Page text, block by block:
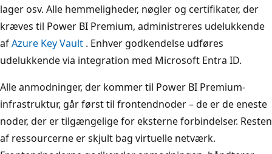
lager osv. Alle hemmeligheder, nøgler og certifikater, der
kræves til Power BI Premium, administreres udelukkende
afAzure Key Vault . Enhver godkendelse udføres
udelukkende via integration med Microsoft Entra ID.
Alle anmodninger, der kommer til Power BI Premium-
infrastruktur, går først til frontendnoder – de er de eneste
noder, der er tilgængelige for eksterne forbindelser. Resten
af ressourcerne er skjult bag virtuelle netværk.